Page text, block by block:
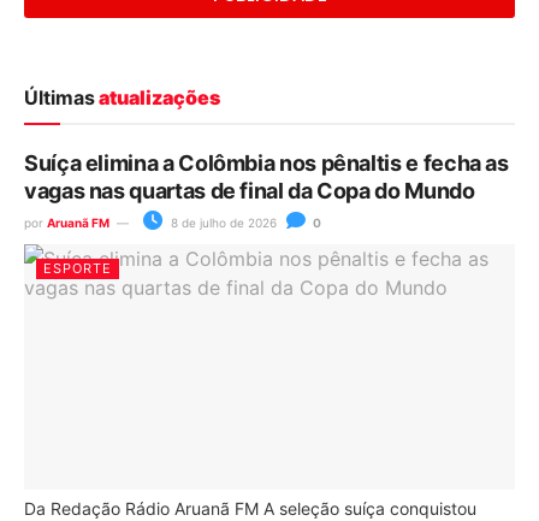
Últimasatualizações
Suíça elimina a Colômbia nos pênaltis e fecha as
vagas nas quartas de final da Copa do Mundo
por Aruanã FM 8 de julho de 2026 0
ESPORTE
Da Redação Rádio Aruanã FM A seleção suíça conquistou